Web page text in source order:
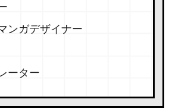
ンガデザイナー
ーター